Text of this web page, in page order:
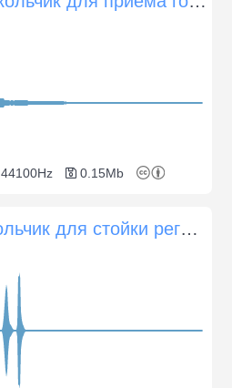
44100Hz 0.15Mb
Еще один колокольчик для стойки регистрации в гостинице